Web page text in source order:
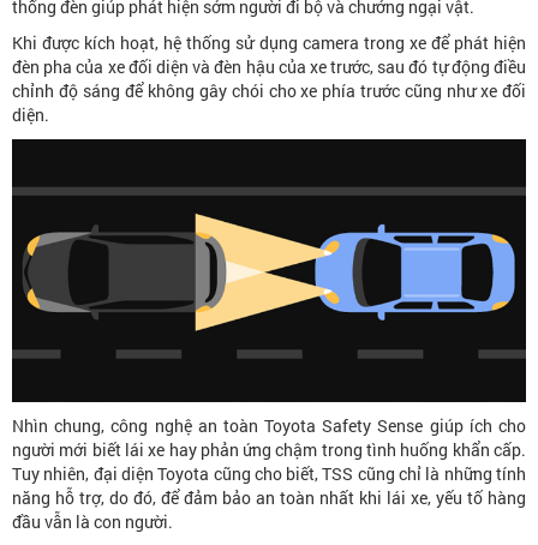
thống đèn giúp phát hiện sớm người đi bộ và chướng ngại vật.
Khi được kích hoạt, hệ thống sử dụng camera trong xe để phát hiện
đèn pha của xe đối diện và đèn hậu của xe trước, sau đó tự động điều
chỉnh độ sáng để không gây chói cho xe phía trước cũng như xe đối
diện.
Nhìn chung, công nghệ an toàn Toyota Safety Sense giúp ích cho
người mới biết lái xe hay phản ứng chậm trong tình huống khẩn cấp.
Tuy nhiên, đại diện Toyota cũng cho biết, TSS cũng chỉ là những tính
năng hỗ trợ, do đó, để đảm bảo an toàn nhất khi lái xe, yếu tố hàng
đầu vẫn là con người.